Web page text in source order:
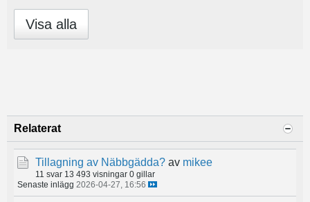
Visa alla
Relaterat
Tillagning av Näbbgädda? av mikee
11 svar 13 493 visningar 0 gillar
Senaste inlägg 2026-04-27, 16:56